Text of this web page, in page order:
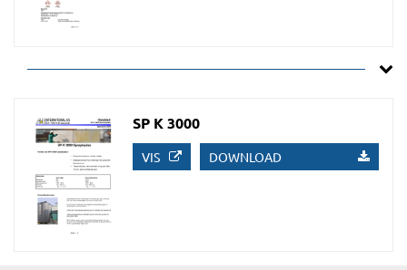
SP K 3000
VIS DOWNLOAD